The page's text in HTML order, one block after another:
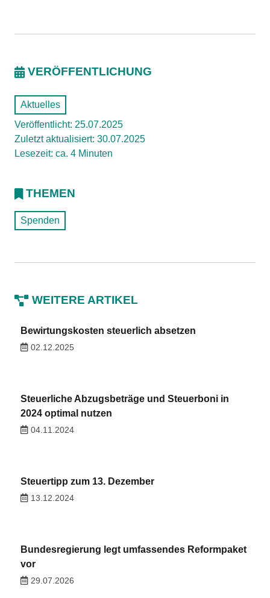
VERÖFFENTLICHUNG
Aktuelles
Veröffentlicht: 25.07.2025
Zuletzt aktualisiert: 30.07.2025
Lesezeit: ca. 4 Minuten
THEMEN
Spenden
WEITERE ARTIKEL
Bewirtungskosten steuerlich absetzen
02.12.2025
Steuerliche Abzugsbeträge und Steuerboni in
2024 optimal nutzen
04.11.2024
Steuertipp zum 13. Dezember
13.12.2024
Bundesregierung legt umfassendes Reformpaket
vor
29.07.2026